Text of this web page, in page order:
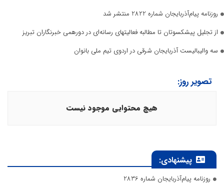
روزنامه پیام‌آذربایجان شماره 2822 منتشر شد
از تجلیل پیشکسوتان تا مطالبه فعالیتهای رسانه‌ای در دورهمی خبرنگاران تبریز
سه والیبالیست آذربایجان‌ شرقی در اردوی تیم ملی بانوان
تصویر روز:
هیچ محتوایی موجود نیست
پیشنهادی:
روزنامه پیام‌آذربایجان شماره 2836